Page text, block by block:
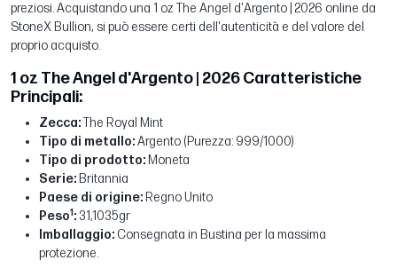
preziosi. Acquistando una 1 oz The Angel d'Argento | 2026 online da
StoneX Bullion, si può essere certi dell'autenticità e del valore del
proprio acquisto.
1 oz The Angel d'Argento | 2026 Caratteristiche
Principali:
Zecca:The Royal Mint
Tipo di metallo:Argento (Purezza: 999/1000)
Tipo di prodotto: Moneta
Serie: Britannia
Paese di origine: Regno Unito
Peso1: 31,1035gr
Imballaggio: Consegnata in Bustina per la massima
protezione.